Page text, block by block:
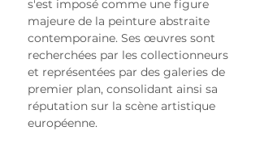
s'est imposé comme une figure
majeure de la peinture abstraite
contemporaine. Ses œuvres sont
recherchées par les collectionneurs
et représentées par des galeries de
premier plan, consolidant ainsi sa
réputation sur la scène artistique
européenne.